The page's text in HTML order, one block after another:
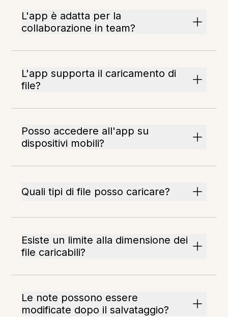
L'app è adatta per la
collaborazione in team?
L'app supporta il caricamento di
file?
Posso accedere all'app su
dispositivi mobili?
Quali tipi di file posso caricare?
Esiste un limite alla dimensione dei
file caricabili?
Le note possono essere
modificate dopo il salvataggio?